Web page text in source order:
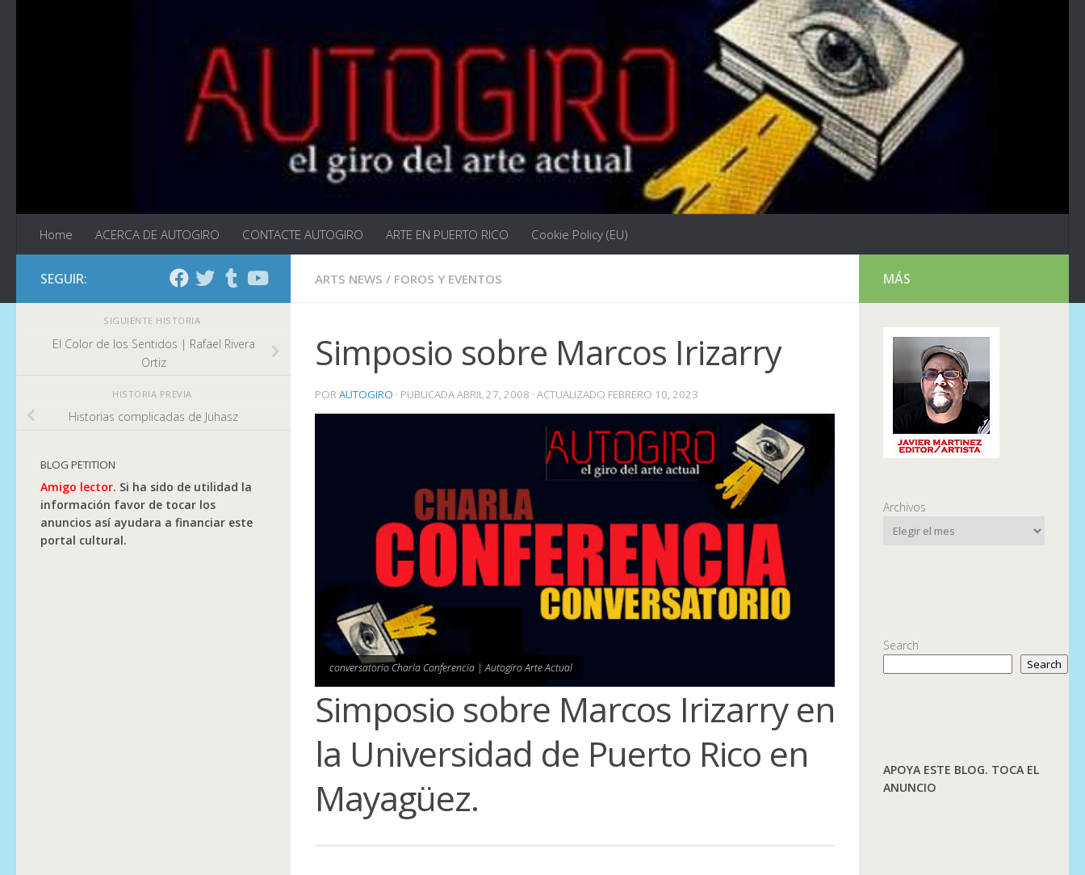
Home ACERCA DE AUTOGIRO CONTACTE AUTOGIRO ARTE EN PUERTO RICO Cookie Policy (EU)
ARTS NEWS / FOROS Y EVENTOS
Simposio sobre Marcos Irizarry
PORAUTOGIRO · PUBLICADAABRIL 27, 2008 · ACTUALIZADO FEBRERO 10, 2023
conversatorio Charla Conferencia | Autogiro Arte Actual
Simposio sobre Marcos Irizarry en
la Universidad de Puerto Rico en
Mayagüez.
SEGUIR:
SIGUIENTE HISTORIA
El Color de los Sentidos | Rafael Rivera
Ortiz
HISTORIA PREVIA
Historias complicadas de Juhasz
BLOG PETITION
Amigo lector. Si ha sido de utilidad la
información favor de tocar los
anuncios así ayudara a financiar este
portal cultural.
MÁS
Archivos
Search
Search
APOYA ESTE BLOG. TOCA EL
ANUNCIO